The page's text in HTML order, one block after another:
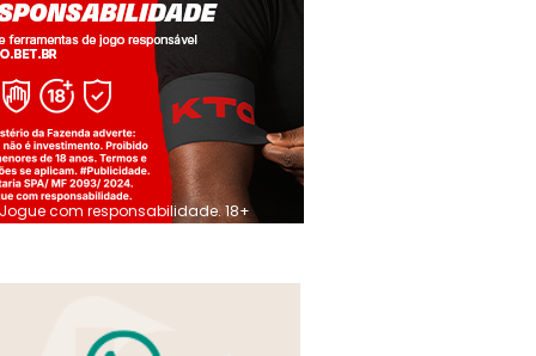
Jogue com responsabilidade. 18+